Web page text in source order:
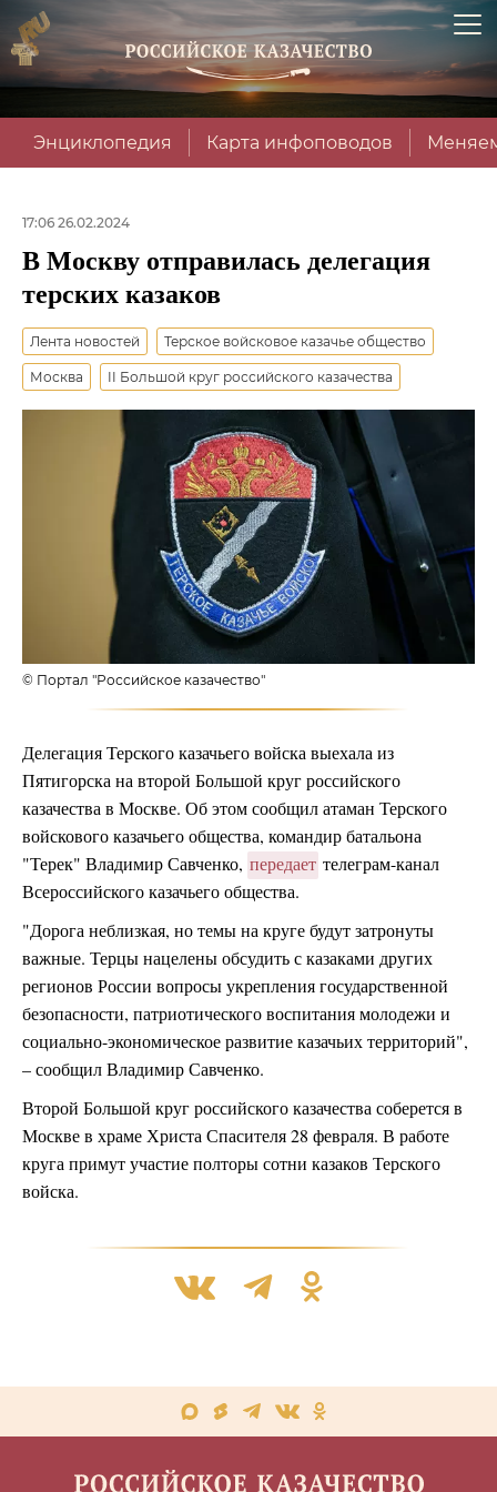
Энциклопедия Карта инфоповодов
17:06 26.02.2024
В Москву отправилась делегация
терских казаков
Лента новостей Терское войсковое казачье общество
Москва II Большой круг российского казачества
© Портал "Российское казачество"
Делегация Терского казачьего войска выехала из
Пятигорска на второй Большой круг российского
казачества в Москве. Об этом сообщил атаман Терского
войскового казачьего общества, командир батальона
"Терек" Владимир Савченко, передает телеграм-канал
Всероссийского казачьего общества.
"Дорога неблизкая, но темы на круге будут затронуты
важные. Терцы нацелены обсудить с казаками других
регионов России вопросы укрепления государственной
безопасности, патриотического воспитания молодежи и
социально-экономическое развитие казачьих территорий",
– сообщил Владимир Савченко.
Второй Большой круг российского казачества соберется в
Москве в храме Христа Спасителя 28 февраля. В работе
круга примут участие полторы сотни казаков Терского
войска.